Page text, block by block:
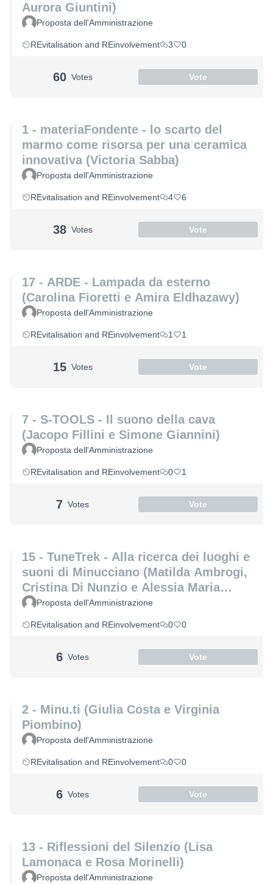
Aurora Giuntini)
Proposta dell'Amministrazione
REvitalisation and REinvolvement 3 0
60 Votes Vote
1 - materiaFondente - lo scarto del
marmo come risorsa per una ceramica
innovativa (Victoria Sabba)
Proposta dell'Amministrazione
REvitalisation and REinvolvement 4 6
38 Votes Vote
17 - ARDE - Lampada da esterno
(Carolina Fioretti e Amira Eldhazawy)
Proposta dell'Amministrazione
REvitalisation and REinvolvement 1 1
15 Votes Vote
7 - S-TOOLS - Il suono della cava
(Jacopo Fillini e Simone Giannini)
Proposta dell'Amministrazione
REvitalisation and REinvolvement 0 1
7 Votes Vote
15 - TuneTrek - Alla ricerca dei luoghi e
suoni di Minucciano (Matilda Ambrogi,
Cristina Di Nunzio e Alessia Maria
Patrizio)
Proposta dell'Amministrazione
REvitalisation and REinvolvement 0 0
6 Votes Vote
2 - Minu.ti (Giulia Costa e Virginia
Piombino)
Proposta dell'Amministrazione
REvitalisation and REinvolvement 0 0
6 Votes Vote
13 - Riflessioni del Silenzio (Lisa
Lamonaca e Rosa Morinelli)
Proposta dell'Amministrazione